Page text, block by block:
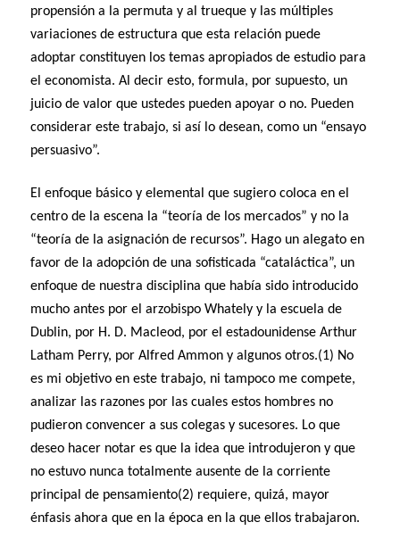
propensión a la permuta y al trueque y las múltiples
variaciones de estructura que esta relación puede
adoptar constituyen los temas apropiados de estudio para
el economista. Al decir esto, formula, por supuesto, un
juicio de valor que ustedes pueden apoyar o no. Pueden
considerar este trabajo, si así lo desean, como un “ensayo
persuasivo”.
El enfoque básico y elemental que sugiero coloca en el
centro de la escena la “teoría de los mercados” y no la
“teoría de la asignación de recursos”. Hago un alegato en
favor de la adopción de una sofisticada “cataláctica”, un
enfoque de nuestra disciplina que había sido introducido
mucho antes por el arzobispo Whately y la escuela de
Dublin, por H. D. Macleod, por el estadounidense Arthur
Latham Perry, por Alfred Ammon y algunos otros.(1) No
es mi objetivo en este trabajo, ni tampoco me compete,
analizar las razones por las cuales estos hombres no
pudieron convencer a sus colegas y sucesores. Lo que
deseo hacer notar es que la idea que introdujeron y que
no estuvo nunca totalmente ausente de la corriente
principal de pensamiento(2) requiere, quizá, mayor
énfasis ahora que en la época en la que ellos trabajaron.